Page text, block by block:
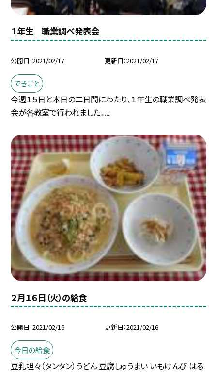
１年生 職業調べ発表会
公開日 2021/02/17 更新日 2021/02/17
できごと
今週１５日と本日の二日間にわたり、１年生の職業調べ発表
会が各教室で行われました。...
２月１６日（火）の給食
公開日 2021/02/16 更新日 2021/02/16
今日の給食
豆乳坦々（タンタン）うどん 豆腐しゅうまい いもけんぴ はる